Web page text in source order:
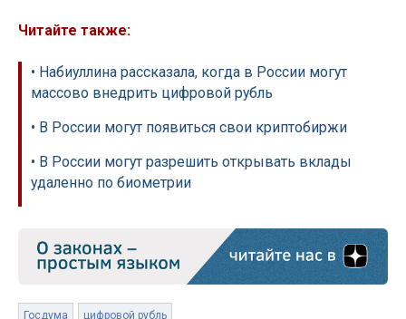
Читайте также:
• Набиуллина рассказала, когда в России могут
массово внедрить цифровой рубль
• В России могут появиться свои криптобиржи
• В России могут разрешить открывать вклады
удаленно по биометрии
Госдума цифровой рубль